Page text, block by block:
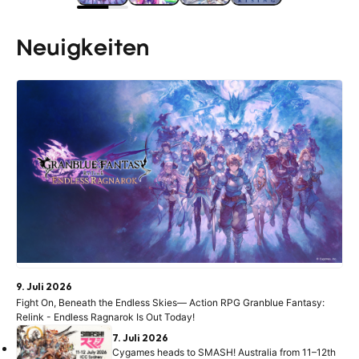
Neuigkeiten
9. Juli 2026
Fight On, Beneath the Endless Skies— Action RPG Granblue Fantasy:
Relink - Endless Ragnarok Is Out Today!
7. Juli 2026
Cygames heads to SMASH! Australia from 11–12th